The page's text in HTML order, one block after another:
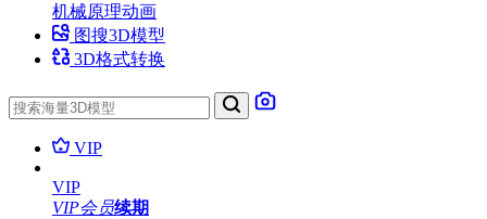
机械原理动画
图搜3D模型
3D格式转换
VIP
VIP
VIP会员续期